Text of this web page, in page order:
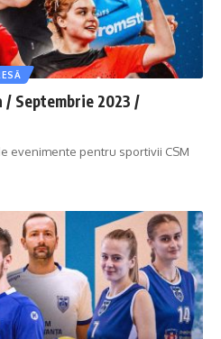
/ Septembrie 2023 /
evenimente pentru sportivii CSM